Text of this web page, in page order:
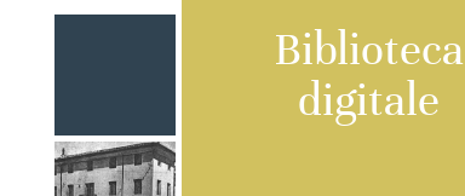
Biblioteca
digitale